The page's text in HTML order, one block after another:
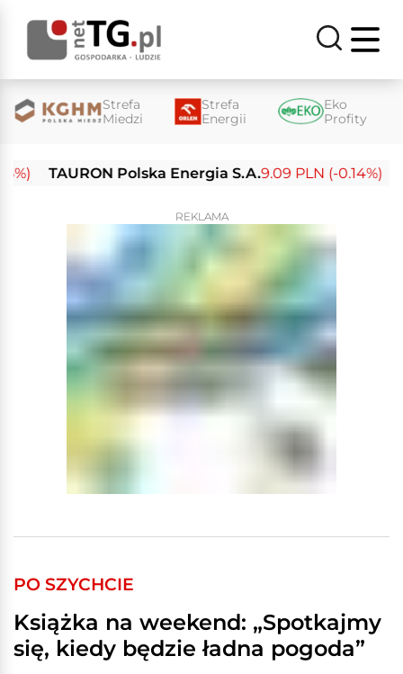
Strefa
Miedzi
Strefa
Energii
Eko
Profity
TAURON Polska Energia S.A. 9.09 PLN (-0.14%)
REKLAMA
PO SZYCHCIE
Książka na weekend: „Spotkajmy
się, kiedy będzie ładna pogoda”